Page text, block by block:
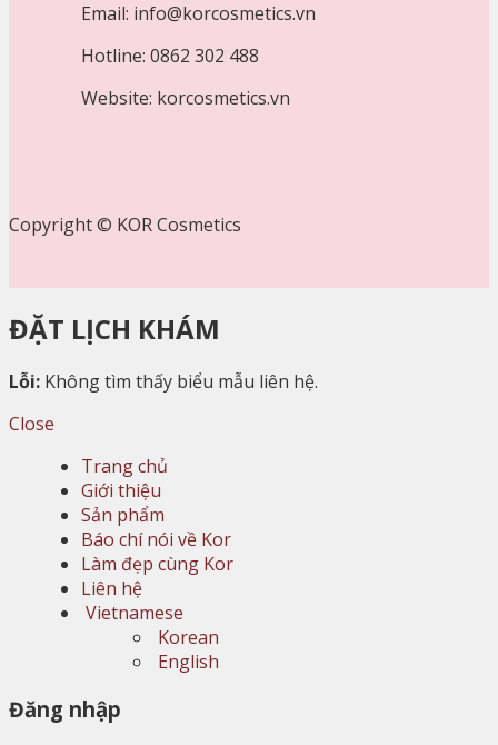
Email: info@korcosmetics.vn
Hotline: 0862 302 488
Website: korcosmetics.vn
Copyright © KOR Cosmetics
ĐẶT LỊCH KHÁM
Lỗi: Không tìm thấy biểu mẫu liên hệ.
Close
Trang chủ
Giới thiệu
Sản phẩm
Báo chí nói về Kor
Làm đẹp cùng Kor
Liên hệ
Vietnamese
Korean
English
Đăng nhập